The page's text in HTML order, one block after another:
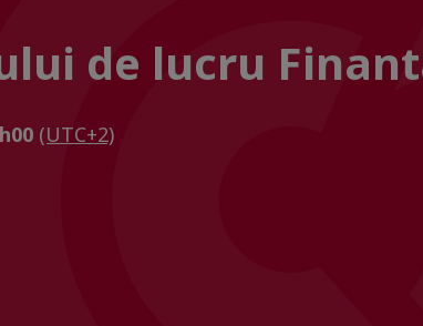
de lucru
(UTC+2)